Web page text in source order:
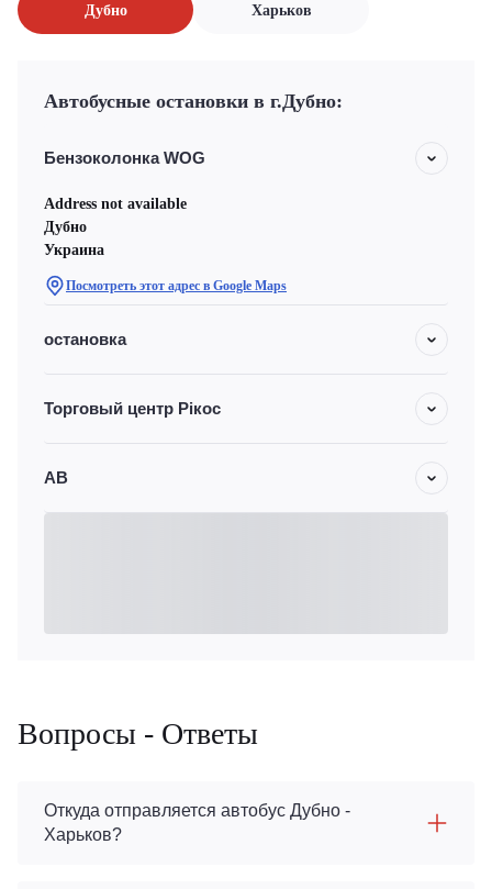
Дубно Харьков
Автобусные остановки в г.Дубно:
Бензоколонка WOG
Address not available
Дубно
Украина
Посмотреть этот адрес в Google Maps
остановка
Торговый центр Рікос
АВ
Вопросы - Ответы
Откуда отправляется автобус Дубно -
Харьков?